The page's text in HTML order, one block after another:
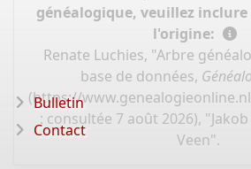
généalogique, veuillez inclure
l'origine:
Renate Luchies, "Arbre
base de données,
(https://
: consultée 7 août 2026),
Veen".
Bulletin
Contact